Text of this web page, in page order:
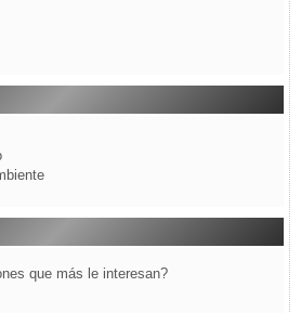
que más le interesan?